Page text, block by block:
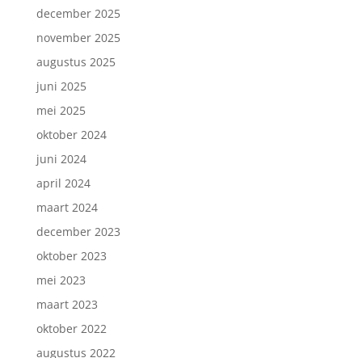
december 2025
november 2025
augustus 2025
juni 2025
mei 2025
oktober 2024
juni 2024
april 2024
maart 2024
december 2023
oktober 2023
mei 2023
maart 2023
oktober 2022
augustus 2022